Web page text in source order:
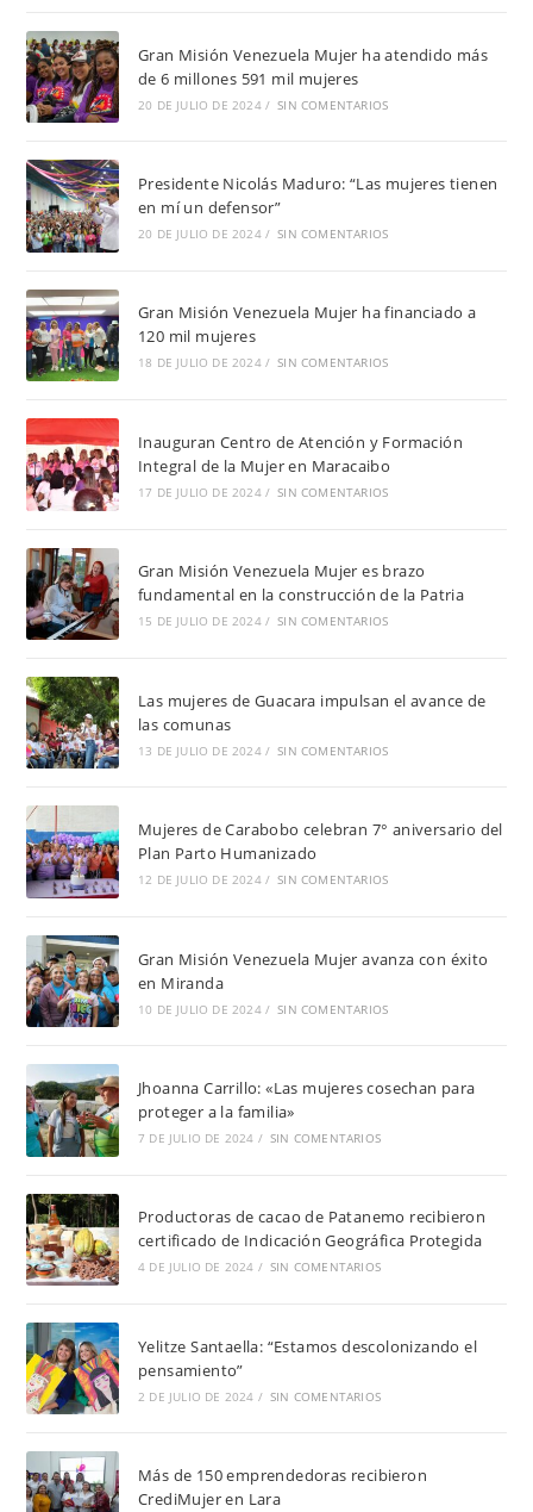
Gran Misión Venezuela Mujer ha atendido más
de 6 millones 591 mil mujeres
20 DE JULIO DE 2024 / SIN COMENTARIOS
Presidente Nicolás Maduro: “Las mujeres tienen
en mí un defensor”
20 DE JULIO DE 2024 / SIN COMENTARIOS
Gran Misión Venezuela Mujer ha financiado a
120 mil mujeres
18 DE JULIO DE 2024 / SIN COMENTARIOS
Inauguran Centro de Atención y Formación
Integral de la Mujer en Maracaibo
17 DE JULIO DE 2024 / SIN COMENTARIOS
Gran Misión Venezuela Mujer es brazo
fundamental en la construcción de la Patria
15 DE JULIO DE 2024 / SIN COMENTARIOS
Las mujeres de Guacara impulsan el avance de
las comunas
13 DE JULIO DE 2024 / SIN COMENTARIOS
Mujeres de Carabobo celebran 7° aniversario del
Plan Parto Humanizado
12 DE JULIO DE 2024 / SIN COMENTARIOS
Gran Misión Venezuela Mujer avanza con éxito
en Miranda
10 DE JULIO DE 2024 / SIN COMENTARIOS
Jhoanna Carrillo: «Las mujeres cosechan para
proteger a la familia»
7 DE JULIO DE 2024 / SIN COMENTARIOS
Productoras de cacao de Patanemo recibieron
certificado de Indicación Geográfica Protegida
4 DE JULIO DE 2024 / SIN COMENTARIOS
Yelitze Santaella: “Estamos descolonizando el
pensamiento”
2 DE JULIO DE 2024 / SIN COMENTARIOS
Más de 150 emprendedoras recibieron
CrediMujer en Lara